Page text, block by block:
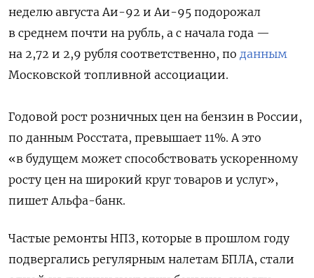
неделю августа Аи-92 и Аи-95 подорожал
в среднем почти на рубль, а с начала года —
на 2,72 и 2,9 рубля соответственно, по данным
Московской топливной ассоциации.
Годовой рост розничных цен на бензин в России,
по данным Росстата, превышает 11%. А это
«в будущем может способствовать ускоренному
росту цен на широкий круг товаров и услуг»,
пишет Альфа-банк.
Частые ремонты НПЗ, которые в прошлом году
подвергались регулярным налетам БПЛА, стали